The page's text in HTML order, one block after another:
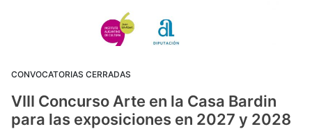
CONVOCATORIAS CERRADAS
VIII Concurso Arte en la Casa Bardin
para las exposiciones en 2027 y 2028